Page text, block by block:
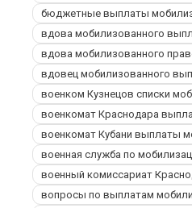
бюджетные выплаты
вдова мобилизованного
вдова мобилизованного
вдовец мобилизованного
военком Кузнецов списки
военкомат Краснодара
военкомат Кубани выплаты
военная служба по
военный комиссариат
вопросы по выплатам